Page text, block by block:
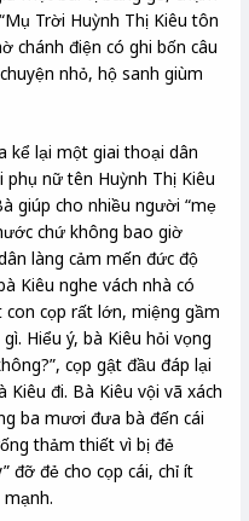
Trời Huỳnh Thị Kiêu tôn
chánh điện có ghi bốn câu
nhỏ, hộ sanh giùm
kể lại một giai thoại dân
nữ tên Huỳnh Thị Kiêu
giúp cho nhiều người “mẹ
chứ không bao giờ
làng cảm mến đức độ
Kiêu nghe vách nhà có
cọp rất lớn, miệng gầm
Hiểu ý, bà Kiêu hỏi vọng
cọp gật đầu đáp lại
đi. Bà Kiêu vội vã xách
ba mươi đưa bà đến cái
thảm thiết vì bị đẻ
đỡ đẻ cho cọp cái, chỉ ít
mạnh.